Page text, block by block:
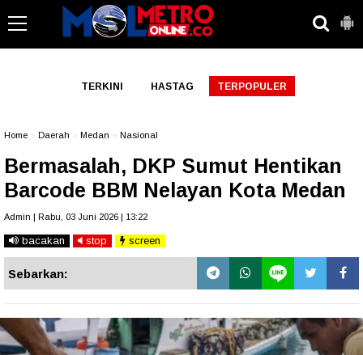
TERKINI HASTAG TERPOPULER
Home Daerah Medan Nasional
Bermasalah, DKP Sumut Hentikan
Barcode BBM Nelayan Kota Medan
Admin | Rabu, 03 Juni 2026 | 13:22
bacakan stop screen
Sebarkan: